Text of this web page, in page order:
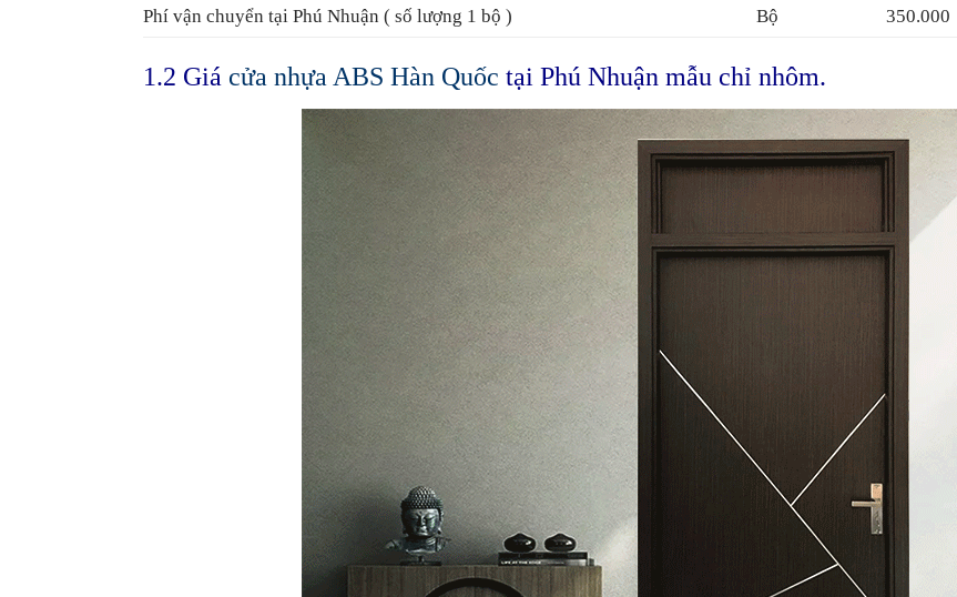
Phí vận chuyển tại Phú Nhuận ( số lượng 1 bộ )
Bộ 350.000
1.2 Giácửa nhựa ABS Hàn Quốc tại Phú Nhuận mẫu chỉ nhôm.